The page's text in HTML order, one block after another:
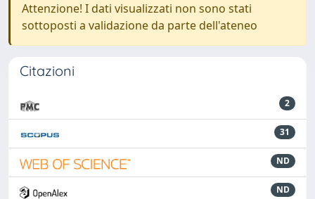
Attenzione! I dati visualizzati non sono stati
sottoposti a validazione da parte dell'ateneo
Citazioni
2
31
ND
ND